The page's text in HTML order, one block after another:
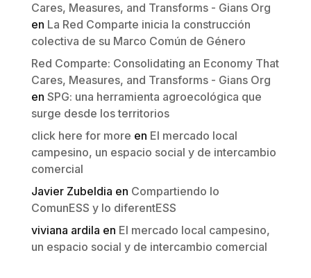
Cares, Measures, and Transforms - Gians Org
en La Red Comparte inicia la construcción
colectiva de su Marco Común de Género
Red Comparte: Consolidating an Economy That
Cares, Measures, and Transforms - Gians Org
en SPG: una herramienta agroecológica que
surge desde los territorios
click here for more en El mercado local
campesino, un espacio social y de intercambio
comercial
Javier Zubeldia en Compartiendo lo
ComunESS y lo diferentESS
viviana ardila en El mercado local campesino,
un espacio social y de intercambio comercial